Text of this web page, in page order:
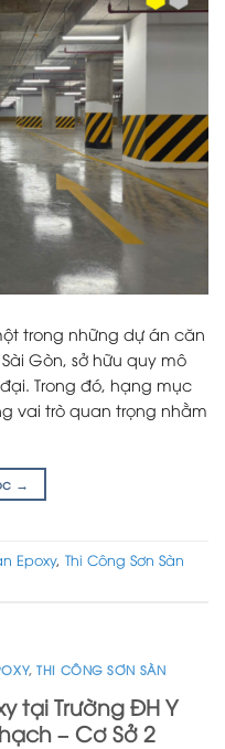
trong những dự án căn
Gòn, sở hữu quy mô
Trong đó, hạng mục
vai trò quan trọng nhằm
→
Epoxy, Thi Công Sơn Sàn
,THI CÔNG SƠN SÀN
tại Trường ĐH Y
– Cơ Sở 2